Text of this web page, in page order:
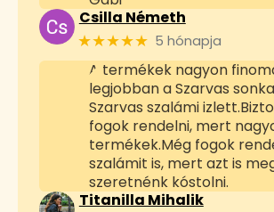
Csilla Németh
★★★★★ 5 hónapja
A termékek nagyon
legjobban a Szarvas
Szarvas szalámi
fogok rendelni, mert
termékek.Még fogok
szalámit is, mert azt is
szeretnénk kóstolni.
Titanilla Mihalik